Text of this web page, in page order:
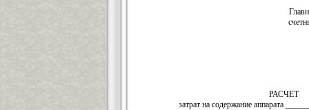
РАСЧЕТ
затрат на содержание аппарата